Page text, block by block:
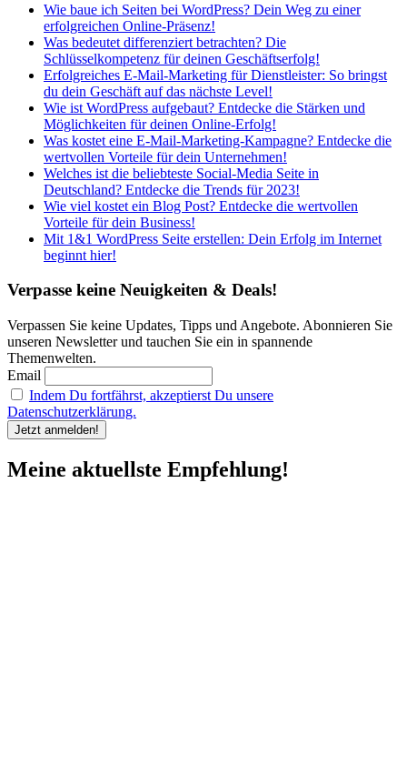
Wie baue ich Seiten bei WordPress? Dein Weg zu einer
erfolgreichen Online-Präsenz!
Was bedeutet differenziert betrachten? Die
Schlüsselkompetenz für deinen Geschäftserfolg!
Erfolgreiches E-Mail-Marketing für Dienstleister: So bringst
du dein Geschäft auf das nächste Level!
Wie ist WordPress aufgebaut? Entdecke die Stärken und
Möglichkeiten für deinen Online-Erfolg!
Was kostet eine E-Mail-Marketing-Kampagne? Entdecke die
wertvollen Vorteile für dein Unternehmen!
Welches ist die beliebteste Social-Media Seite in
Deutschland? Entdecke die Trends für 2023!
Wie viel kostet ein Blog Post? Entdecke die wertvollen
Vorteile für dein Business!
Mit 1&1 WordPress Seite erstellen: Dein Erfolg im Internet
beginnt hier!
Verpasse keine Neuigkeiten & Deals!
Verpassen Sie keine Updates, Tipps und Angebote. Abonnieren Sie
unseren Newsletter und tauchen Sie ein in spannende
Themenwelten.
Email
Indem Du fortfährst, akzeptierst Du unsere
Datenschutzerklärung.
Meine aktuellste Empfehlung!